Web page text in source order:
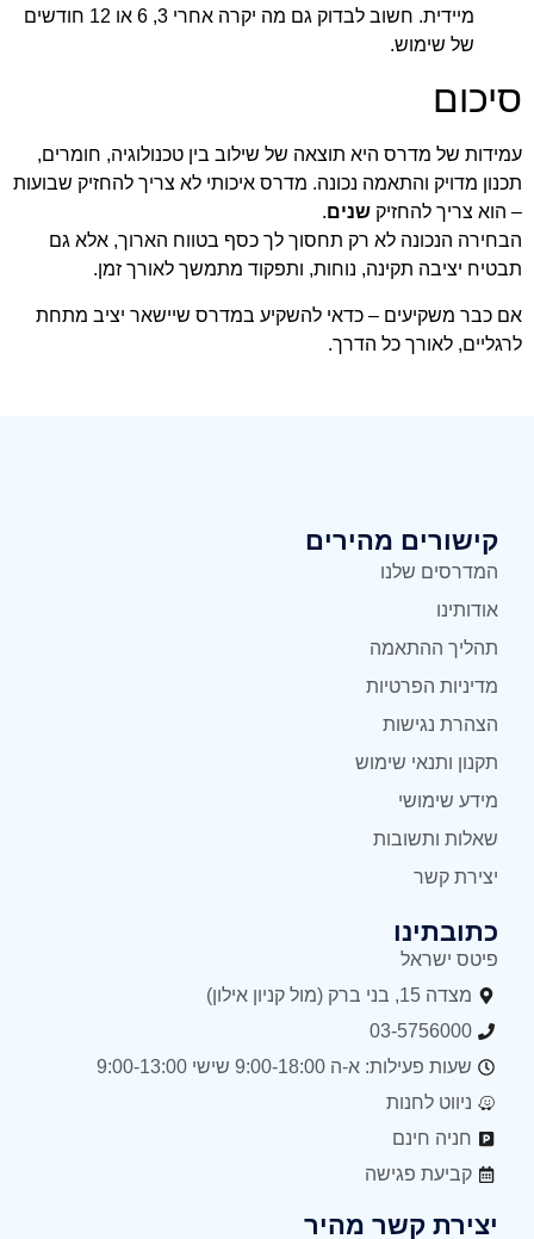
מיידית. חשוב לבדוק גם מה יקרה אחרי 3, 6 או 12 חודשים
של שימוש.
סיכום
עמידות של מדרס היא תוצאה של שילוב בין טכנולוגיה, חומרים,
תכנון מדויק והתאמה נכונה. מדרס איכותי לא צריך להחזיק שבועות
– הוא צריך להחזיק שנים.
הבחירה הנכונה לא רק תחסוך לך כסף בטווח הארוך, אלא גם
תבטיח יציבה תקינה, נוחות, ותפקוד מתמשך לאורך זמן.
אם כבר משקיעים – כדאי להשקיע במדרס שיישאר יציב מתחת
לרגליים, לאורך כל הדרך.
קישורים מהירים
המדרסים שלנו
אודותינו
תהליך ההתאמה
מדיניות הפרטיות
הצהרת נגישות
תקנון ותנאי שימוש
מידע שימושי
שאלות ותשובות
יצירת קשר
כתובתינו
פיטס ישראל
מצדה 15, בני ברק (מול קניון אילון)
03-5756000
שעות פעילות: א-ה 9:00-18:00 שישי 9:00-13:00
ניווט לחנות
חניה חינם
קביעת פגישה
יצירת קשר מהיר